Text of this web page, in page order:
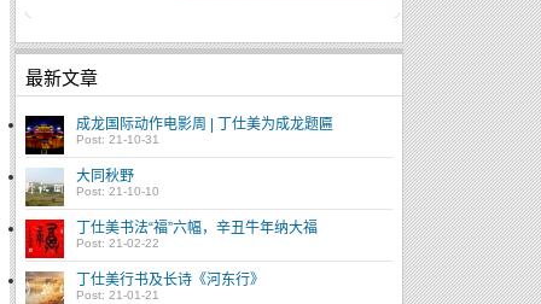
最新文章
成龙国际动作电影周 | 丁仕美为成龙题匾
Post: 21-10-31
大同秋野
Post: 21-10-10
丁仕美书法“福”六幅，辛丑牛年纳大福
Post: 21-02-22
丁仕美行书及长诗《河东行》
Post: 21-01-21